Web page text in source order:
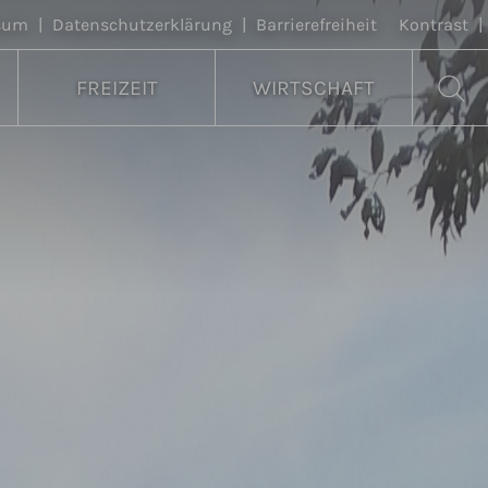
Kontrast |
| Datenschutzerklärung | Barrierefreiheit
FREIZEIT WIRTSCHAFT